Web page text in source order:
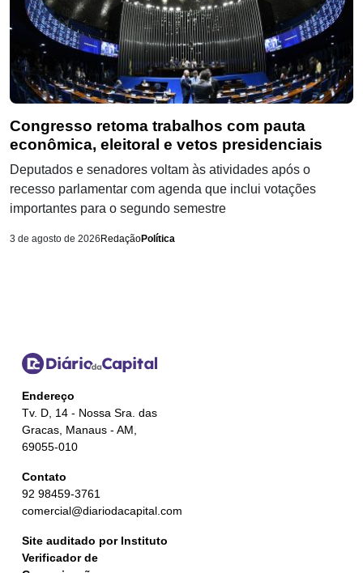
Congresso retoma trabalhos com pauta
econômica, eleitoral e vetos presidenciais
Deputados e senadores voltam às atividades após o
recesso parlamentar com agenda que inclui votações
importantes para o segundo semestre
3 de agosto de 2026 RedaçãoPolítica
Endereço
Tv. D, 14 - Nossa Sra. das
Gracas, Manaus - AM,
69055-010
Contato
92 98459-3761
comercial@diariodacapital.com
Site auditado por Instituto
Verificador de